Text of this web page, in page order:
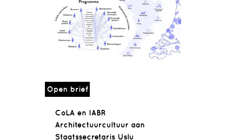
Open brief
CoLA en IABR
Architectuurcultuur aan
Staatssecretaris Uslu